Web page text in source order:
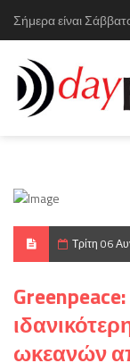
Σήμερα είναι
Τρίτη 06
ωκεανών